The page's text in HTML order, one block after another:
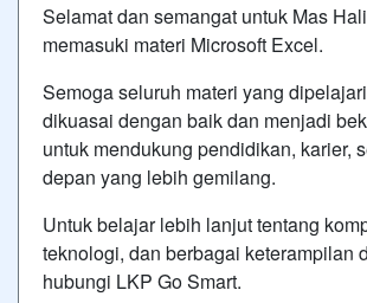
Selamat dan semangat untuk Mas
memasuki materi Microsoft Excel.
Semoga seluruh materi yang
dikuasai dengan baik dan menjadi
untuk mendukung pendidikan, karier,
depan yang lebih gemilang.
Untuk belajar lebih lanjut tentang
teknologi, dan berbagai keterampilan
hubungi LKP Go Smart.